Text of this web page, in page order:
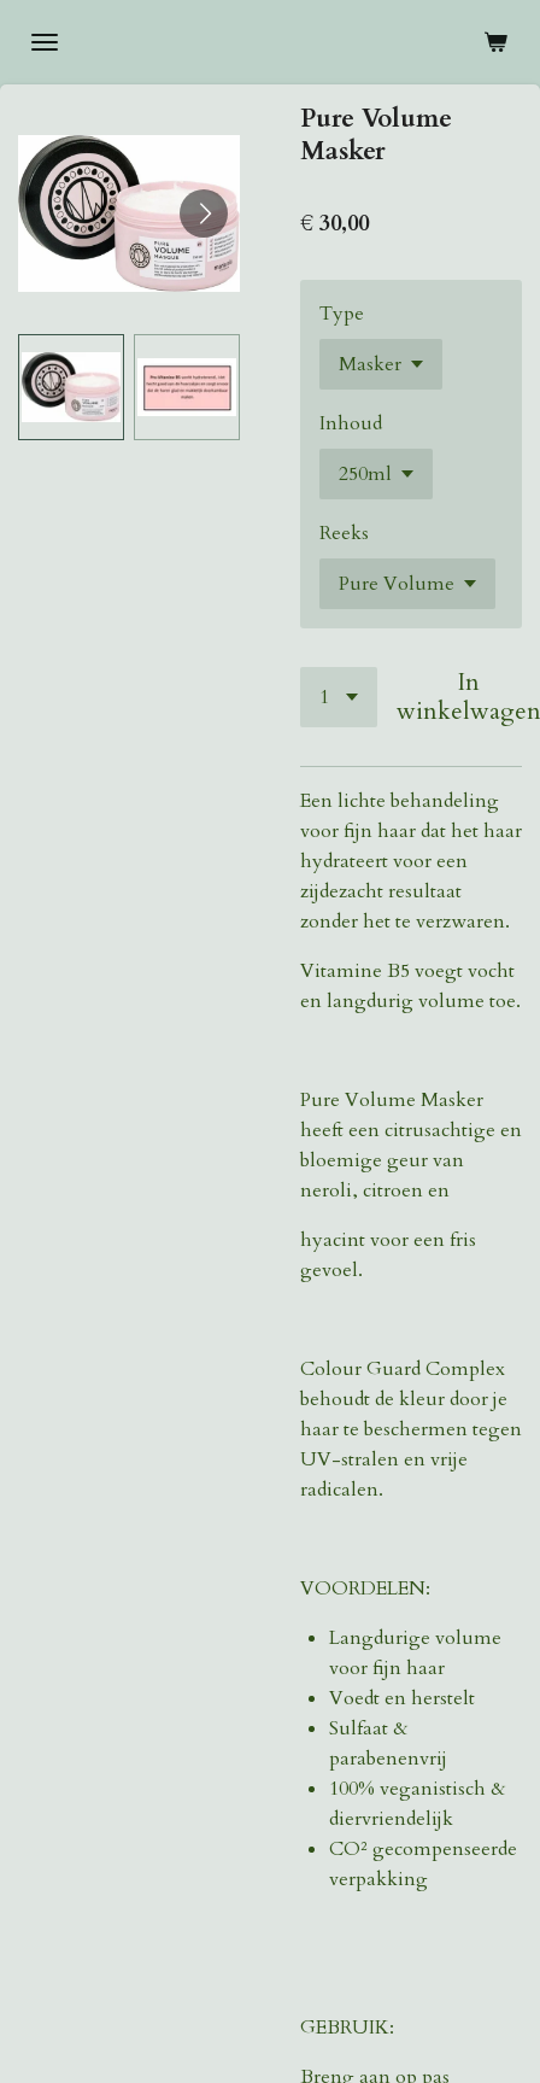
direct
naar
hoofdinhoud
Pure Volume
Masker
€ 30,00
Type
Inhoud
Reeks
In
winkelwagen
Een lichte behandeling
voor fijn haar dat het haar
hydrateert voor een
zijdezacht resultaat
zonder het te verzwaren.
Vitamine B5 voegt vocht
en langdurig volume toe.
Pure Volume Masker
heeft een citrusachtige en
bloemige geur van
neroli, citroen en
hyacint voor een fris
gevoel.
Colour Guard Complex
behoudt de kleur door je
haar te beschermen tegen
UV-stralen en vrije
radicalen.
VOORDELEN:
Langdurige volume
voor fijn haar
Voedt en herstelt
Sulfaat &
parabenenvrij
100% veganistisch &
diervriendelijk
CO² gecompenseerde
verpakking
GEBRUIK:
Breng aan op pas